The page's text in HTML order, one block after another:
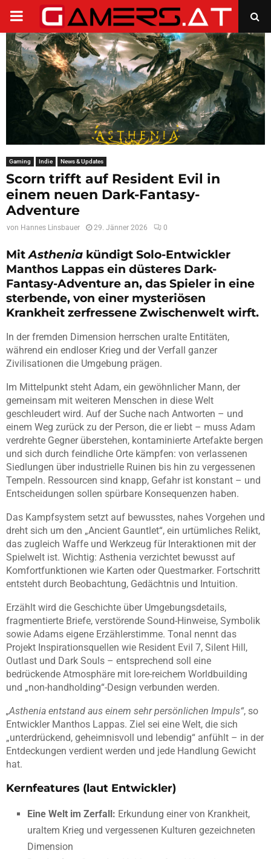
PRIMARY
MENU
Gaming Indie News & Updates
Scorn trifft auf Resident Evil in
einem neuen Dark-Fantasy-
Adventure
von Hannes Linsbauer 29. Jänner 2026 0
MitAsthenia kündigt Solo-Entwickler
Manthos Lappas ein düsteres Dark-
Fantasy-Adventure an, das Spieler in eine
sterbende, von einer mysteriösen
Krankheit zerfressene Zwischenwelt wirft.
In der fremden Dimension herrschen uralte Entitäten,
während ein endloser Krieg und der Verfall ganzer
Zivilisationen die Umgebung prägen.
Im Mittelpunkt steht Adam, ein gewöhnlicher Mann, der
gemeinsam mit weiteren Menschen in diese Welt
geschleudert wird. Auf der Suche nach Antworten – und
einem Weg zurück zu der Person, die er liebt – muss Adam
verdrehte Gegner überstehen, kontaminierte Artefakte bergen
und sich durch feindliche Orte kämpfen: von verlassenen
Siedlungen über industrielle Ruinen bis hin zu vergessenen
Tempeln. Ressourcen sind knapp, Gefahr ist konstant – und
Entscheidungen sollen spürbare Konsequenzen haben.
Das Kampfsystem setzt auf bewusstes, nahes Vorgehen und
dreht sich um den „Ancient Gauntlet“, ein urtümliches Relikt,
das zugleich Waffe und Werkzeug für Interaktionen mit der
Spielwelt ist. Wichtig: Asthenia verzichtet bewusst auf
Komfortfunktionen wie Karten oder Questmarker. Fortschritt
entsteht durch Beobachtung, Gedächtnis und Intuition.
Erzählt wird die Geschichte über Umgebungsdetails,
fragmentierte Briefe, verstörende Sound-Hinweise, Symbolik
sowie Adams eigene Erzählerstimme. Tonal nennt das
Projekt Inspirationsquellen wie Resident Evil 7, Silent Hill,
Outlast und Dark Souls – entsprechend soll eine
bedrückende Atmosphäre mit lore-reichem Worldbuilding
und „non-handholding“-Design verbunden werden.
„Asthenia entstand aus einem sehr persönlichen Impuls“, so
Entwickler Manthos Lappas. Ziel sei eine Welt, die sich
„unterdrückend, geheimnisvoll und lebendig“ anfühlt – in der
Entdeckungen verdient werden und jede Handlung Gewicht
hat.
Kernfeatures (laut Entwickler)
Eine Welt im Zerfall: Erkundung einer von Krankheit,
uraltem Krieg und vergessenen Kulturen gezeichneten
Dimension